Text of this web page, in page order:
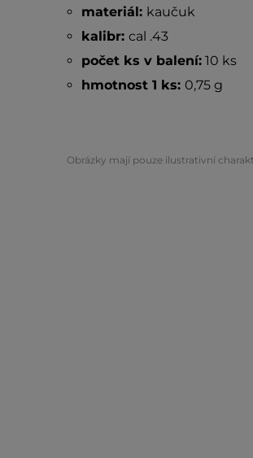
materiál: kaučuk
kalibr: cal .43
počet ks v balení:10 ks
hmotnost 1 ks: 0,75 g
Obrázky mají pouze ilustrativní